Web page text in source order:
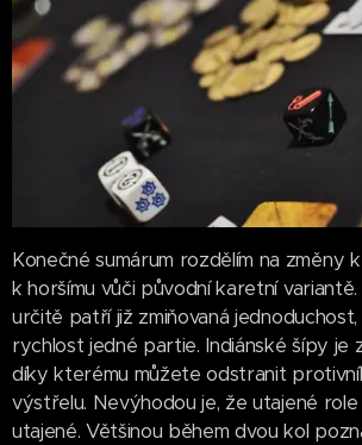
Konečné sumárum rozdělím na změny
k horšímu vůči původní karetní
určitě patří již zmiňovaná
rychlost jedné partie. Indiánské šípy je
díky kterému můžete odstranit
výstřelu. Nevýhodou je, že utajené role
utajené. Většinou během dvou kol